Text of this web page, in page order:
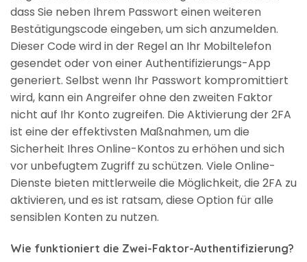
dass Sie neben Ihrem Passwort einen weiteren
Bestätigungscode eingeben, um sich anzumelden.
Dieser Code wird in der Regel an Ihr Mobiltelefon
gesendet oder von einer Authentifizierungs-App
generiert. Selbst wenn Ihr Passwort kompromittiert
wird, kann ein Angreifer ohne den zweiten Faktor
nicht auf Ihr Konto zugreifen. Die Aktivierung der 2FA
ist eine der effektivsten Maßnahmen, um die
Sicherheit Ihres Online-Kontos zu erhöhen und sich
vor unbefugtem Zugriff zu schützen. Viele Online-
Dienste bieten mittlerweile die Möglichkeit, die 2FA zu
aktivieren, und es ist ratsam, diese Option für alle
sensiblen Konten zu nutzen.
Wie funktioniert die Zwei-Faktor-Authentifizierung?